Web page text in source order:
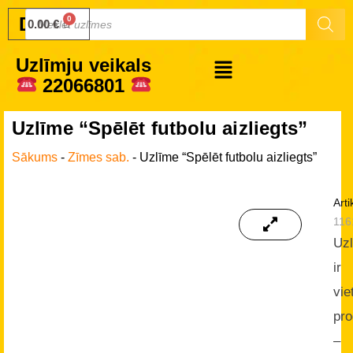
Druku.lv
0.00€
Uzlīmju veikals
22066801
Uzlīme “Spēlēt futbolu aizliegts”
Sākums - Zīmes sab. - Uzlīme “Spēlēt futbolu aizliegts”
ir
–